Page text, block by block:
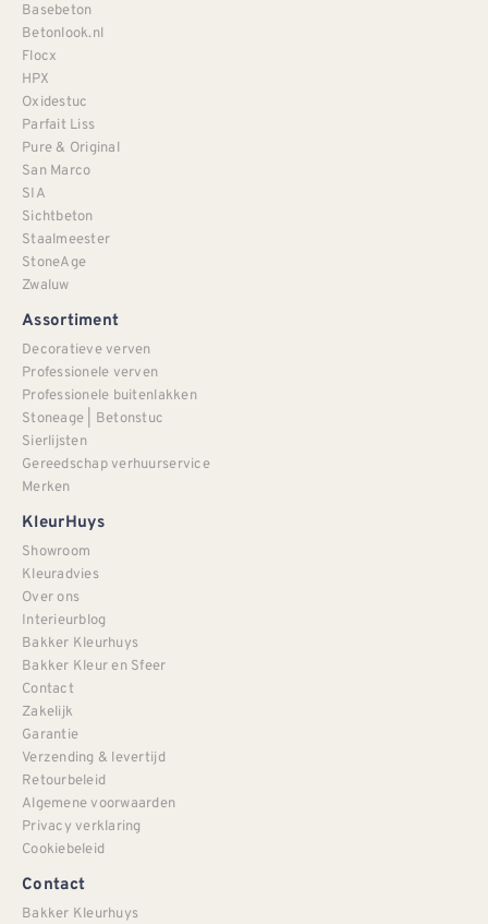
Basebeton
Betonlook.nl
Flocx
HPX
Oxidestuc
Parfait Liss
Pure & Original
San Marco
SIA
Sichtbeton
Staalmeester
StoneAge
Zwaluw
Assortiment
Decoratieve verven
Professionele verven
Professionele buitenlakken
Stoneage | Betonstuc
Sierlijsten
Gereedschap verhuurservice
Merken
KleurHuys
Showroom
Kleuradvies
Over ons
Interieurblog
Bakker Kleurhuys
Bakker Kleur en Sfeer
Contact
Zakelijk
Garantie
Verzending & levertijd
Retourbeleid
Algemene voorwaarden
Privacy verklaring
Cookiebeleid
Contact
Bakker Kleurhuys